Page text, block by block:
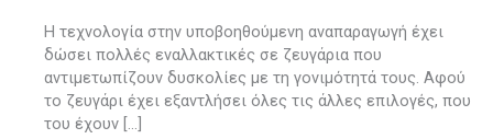
Η τεχνολογία στην υποβοηθούμενη αναπαραγωγή έχει
δώσει πολλές εναλλακτικές σε ζευγάρια που
αντιμετωπίζουν δυσκολίες με τη γονιμότητά τους. Αφού
το ζευγάρι έχει εξαντλήσει όλες τις άλλες επιλογές, που
του έχουν […]